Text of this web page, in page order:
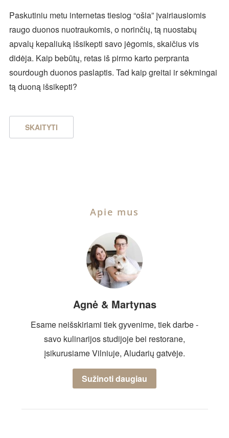
Paskutiniu metu internetas tiesiog “ošia” įvairiausiomis
raugo duonos nuotraukomis, o norinčių, tą nuostabų
apvalų kepaliuką išsikepti savo jėgomis, skaičius vis
didėja. Kaip bebūtų, retas iš pirmo karto perpranta
sourdough duonos paslaptis. Tad kaip greitai ir sėkmingai
tą duoną išsikepti?
SKAITYTI
Apie mus
Agnė & Martynas
Esame neišskiriami tiek gyvenime, tiek darbe -
savo kulinarijos studijoje bei restorane,
įsikurusiame Vilniuje, Aludarių gatvėje.
Sužinoti daugiau